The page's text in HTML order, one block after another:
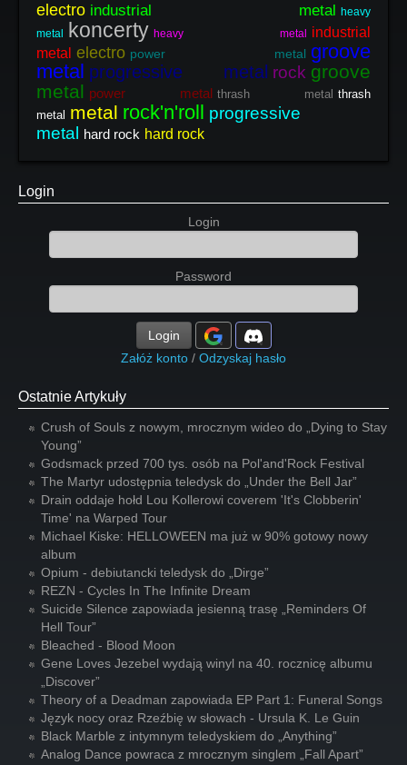
electro industrial metal heavy
metal
koncerty heavy metal
industrial
metal
electro power metal groove
metal progressive metal rock groove
metal power metal thrash metal thrash
metal metal rock'n'roll progressive
metal
hard rock hard rock
Login
Login
Password
Login
Załóż konto / Odzyskaj hasło
Ostatnie Artykuły
Crush of Souls z nowym, mrocznym wideo do „Dying to Stay
Young”
Godsmack przed 700 tys. osób na Pol'and'Rock Festival
The Martyr udostępnia teledysk do „Under the Bell Jar”
Drain oddaje hołd Lou Kollerowi coverem 'It's Clobberin'
Time' na Warped Tour
Michael Kiske: HELLOWEEN ma już w 90% gotowy nowy
album
Opium - debiutancki teledysk do „Dirge”
REZN - Cycles In The Infinite Dream
Suicide Silence zapowiada jesienną trasę „Reminders Of
Hell Tour”
Bleached - Blood Moon
Gene Loves Jezebel wydają winyl na 40. rocznicę albumu
„Discover”
Theory of a Deadman zapowiada EP Part 1: Funeral Songs
Język nocy oraz Rzeźbię w słowach - Ursula K. Le Guin
Black Marble z intymnym teledyskiem do „Anything”
Analog Dance powraca z mrocznym singlem „Fall Apart”